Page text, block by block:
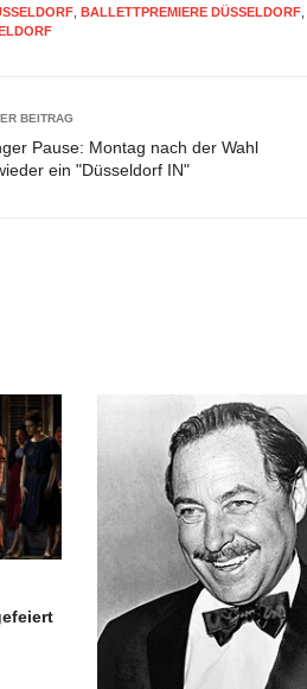
BALLETTPREMIERE DÜSSELDORF
BEITRAG
Pause: Montag nach der Wahl
ein "Düsseldorf IN"